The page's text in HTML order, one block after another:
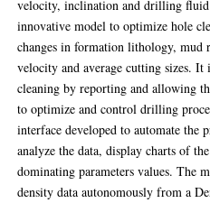
velocity, inclination and drilling fluid
innovative model to optimize hole
changes in formation lithology, mud
velocity and average cutting sizes.
cleaning by reporting and allowing
to optimize and control drilling
interface developed to automate the
analyze the data, display charts of
dominating parameters values. The
density data autonomously from a